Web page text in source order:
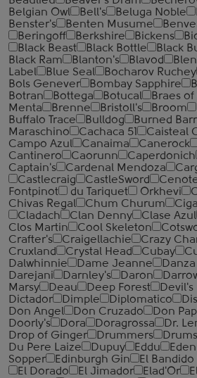
Belgian Owl
Bell's Beluga Noble
Benster's
Benten Musume
Beringoff
Berkshire Bickens
Black Beast
Black Bottle Black
Black Ram
Blanton's Blavod
Label
Blue Seal Bocharov Ruchey
Bols Genever
Bombay Sapphire
Botran
Bottega Botucal Braes
Menta
Brenne Bristoll's Broom
Buffalo Trace
Bulldog Burned
Maraschino
Cachaca 51 Caisteal
Campo Azul
Canaima Canerock
Cantinero
Caorunn Caperdonich
Captain's
Cardenal Mendoza
Castlecraig
CastleSword
Fontpinot
du Tariquet Orkhevi
Chivas Regal
Chum Churum
Cladach
Clan Denny Clase Azul
Clos Martin
Cool Skeleton
Crafter's
Craigellachie Crazy
Cruxland
Crystal Head Cubay
Dalwhinnie
Dame Jeanne
Darejani
Darnley's Daron
Marsy
Deau Deep Forest Devil's
Dictador
Dimple Diplomatico
Don Angel
Don Cruzado Don
Doorly's
Dora Doragrossa Dr.
Drop of Ginger
Drummers
Du Pere Laize
Dupuy Eddu
Sopper
Edinburgh Gin El
El Dorado
El Jimador Elad'Or